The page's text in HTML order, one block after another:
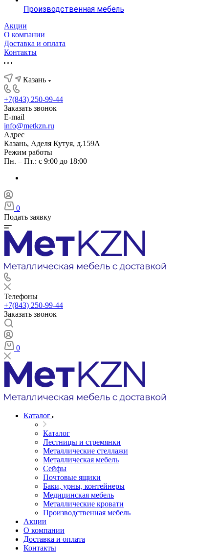
Производственная мебель
Акции
О компании
Доставка и оплата
Контакты
Казань
+7(843) 250-99-44
Заказать звонок
E-mail
info@metkzn.ru
Адрес
Казань, Аделя Кутуя, д.159А
Режим работы
Пн. – Пт.: с 9:00 до 18:00
0
Подать заявку
Телефоны
+7(843) 250-99-44
Заказать звонок
0
Каталог
Каталог
Лестницы и стремянки
Металлические стеллажи
Металлическая мебель
Сейфы
Почтовые ящики
Баки, урны, контейнеры
Медицинская мебель
Металлические кровати
Производственная мебель
Акции
О компании
Доставка и оплата
Контакты